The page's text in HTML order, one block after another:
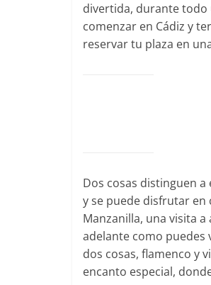
divertida, durante todo
comenzar en Cádiz y
reservar tu plaza en
Dos cosas distinguen
y se puede disfrutar en
Manzanilla, una visita
adelante como puedes
dos cosas, flamenco y
encanto especial,